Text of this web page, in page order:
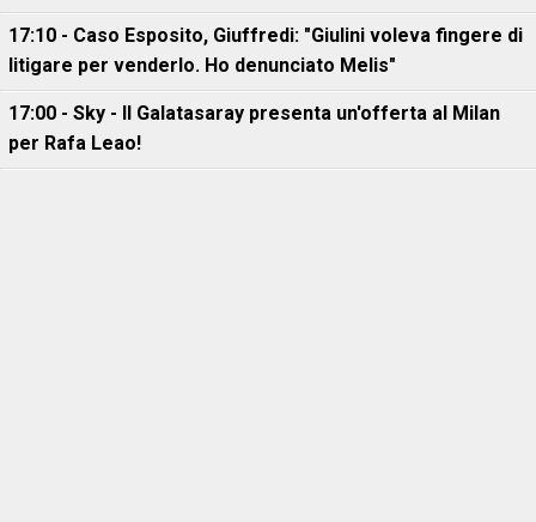
17:10 - Caso Esposito, Giuffredi: "Giulini voleva fingere di
litigare per venderlo. Ho denunciato Melis"
17:00 - Sky - Il Galatasaray presenta un'offerta al Milan
per Rafa Leao!